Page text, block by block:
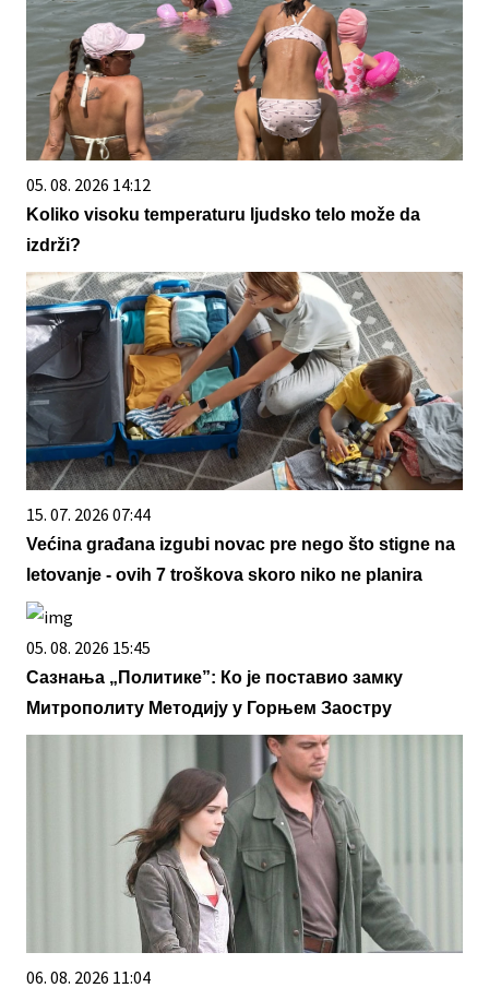
05. 08. 2026 14:12
Koliko visoku temperaturu ljudsko telo može da
izdrži?
15. 07. 2026 07:44
Većina građana izgubi novac pre nego što stigne na
letovanje - ovih 7 troškova skoro niko ne planira
05. 08. 2026 15:45
Сазнања „Политике”: Ко је поставио замку
Митрополиту Методију у Горњем Заостру
06. 08. 2026 11:04